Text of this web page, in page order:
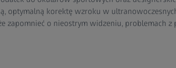
optymalną korektę wzroku w
zapomnieć o nieostrym widzeniu, problemach